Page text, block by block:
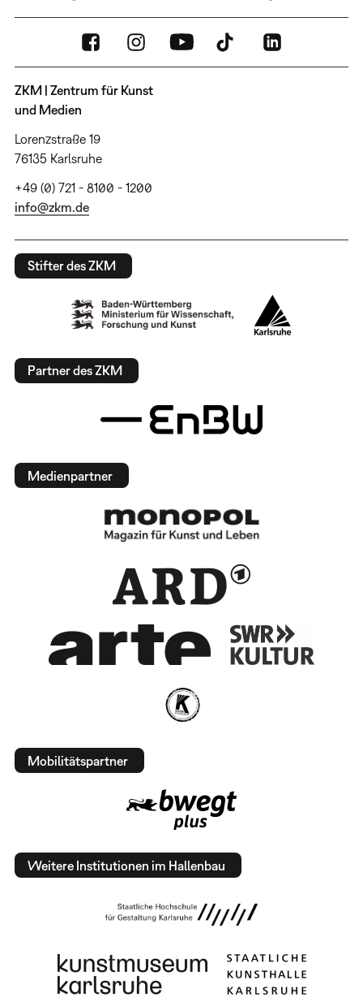
ZKM | Zentrum für Kunst
und Medien
Lorenzstraße 19
76135 Karlsruhe
+49 (0) 721 - 8100 - 1200
info@zkm.de
Stifter des ZKM
Partner des ZKM
Medienpartner
Mobilitätspartner
Weitere Institutionen im Hallenbau